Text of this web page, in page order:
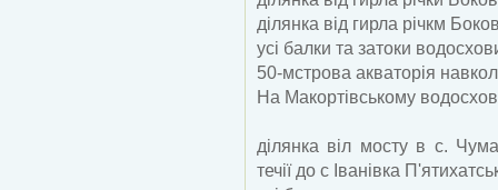
ділянка від гирла річкм
усі балки та затоки
50-мстрова акваторія
На Макортівському
ділянка віл мосту в с.
течії до с Іванівка